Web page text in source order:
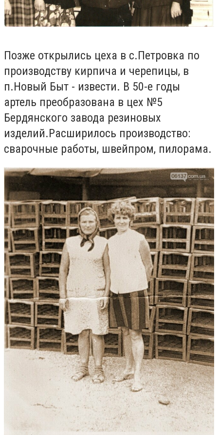
Позже открылись цеха в с.Петровка по
производству кирпича и черепицы, в
п.Новый Быт - извести. В 50-е годы
артель преобразована в цех №5
Бердянского завода резиновых
изделий.Расширилось производство:
сварочные работы, швейпром, пилорама.